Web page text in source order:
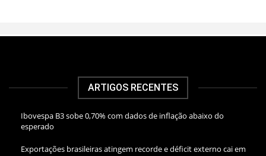
ARTIGOS RECENTES
Ibovespa B3 sobe 0,70% com dados de inflação abaixo do
esperado
Exportações brasileiras atingem recorde e déficit externo cai em